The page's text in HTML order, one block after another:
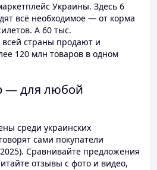
Украины. Здесь 6
всё необходимое — от корма
А 60 тыс.
страны продают и
120 млн товаров в одном
— для любой
среди украинских
сами покупатели
Сравнивайте предложения
отзывы с фото и видео,